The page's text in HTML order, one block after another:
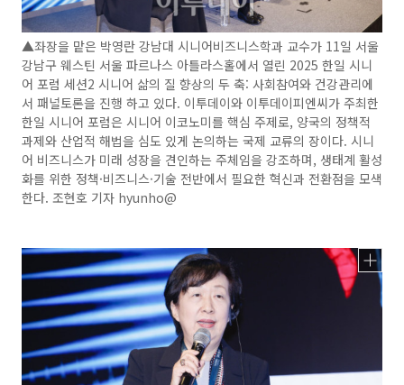
▲좌장을 맡은 박영란 강남대 시니어비즈니스학과 교수가 11일 서울
강남구 웨스틴 서울 파르나스 아틀라스홀에서 열린 2025 한일 시니
어 포럼 세션2 시니어 삶의 질 향상의 두 축: 사회참여와 건강관리에
서 패널토론을 진행 하고 있다. 이투데이와 이투데이피엔씨가 주최한
한일 시니어 포럼은 시니어 이코노미를 핵심 주제로, 양국의 정책적
과제와 산업적 해법을 심도 있게 논의하는 국제 교류의 장이다. 시니
어 비즈니스가 미래 성장을 견인하는 주체임을 강조하며, 생태계 활성
화를 위한 정책·비즈니스·기술 전반에서 필요한 혁신과 전환점을 모색
한다. 조현호 기자 hyunho@